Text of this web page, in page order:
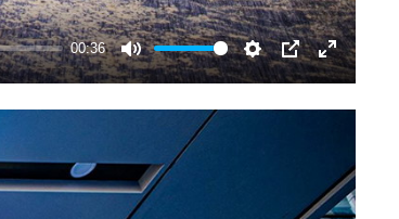
00:36
Mute Settings
PIP Enter